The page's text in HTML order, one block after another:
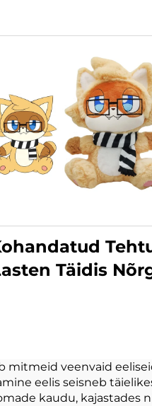
Täidis
Lelulaukur
veenvaid
eelis seisneb
kaudu,